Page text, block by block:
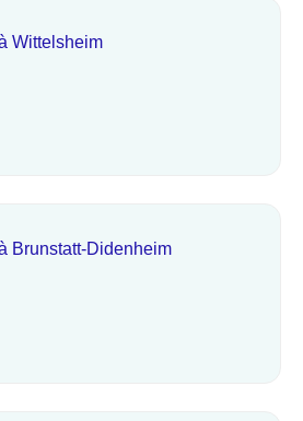
Wittelsheim
Brunstatt-Didenheim